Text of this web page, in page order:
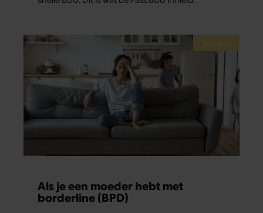
Gezond
Als je een moeder hebt met
borderline (BPD)